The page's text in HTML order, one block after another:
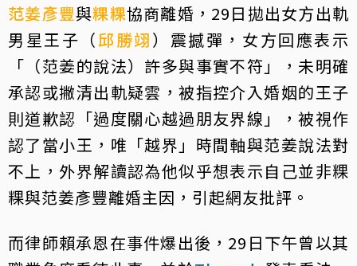
范姜彥豐與粿粿協商離婚，29日拋出女方出軌
男星王子（邱勝翊）震撼彈，女方回應表示
「（范姜的說法）許多與事實不符」，未明確
承認或撇清出軌疑雲，被指控介入婚姻的王子
則道歉認「過度關心越過朋友界線」，被視作
認了當小王，唯「越界」時間軸與范姜說法對
不上，外界解讀認為他似乎想表示自己並非粿
粿與范姜彥豐離婚主因，引起網友批評。
而律師賴承恩在事件爆出後，29日下午曾以其